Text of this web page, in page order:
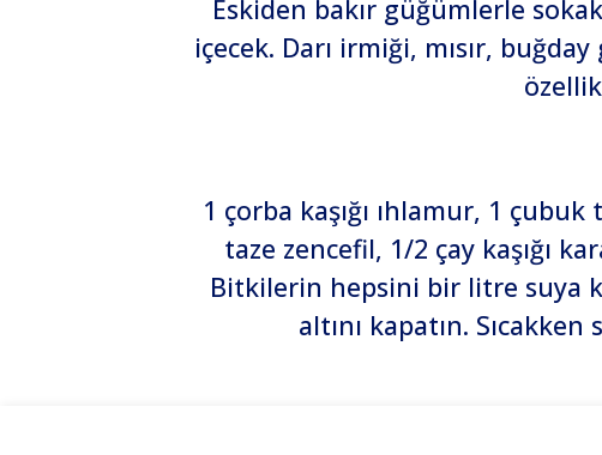
Eskiden bakır güğümlerle
içecek. Darı irmiği, mısır,
1 çorba kaşığı ıhlamur, 1 çubuk
taze zencefil, 1/2 çay kaşığı
Bitkilerin hepsini bir litre suya
altını kapatın.